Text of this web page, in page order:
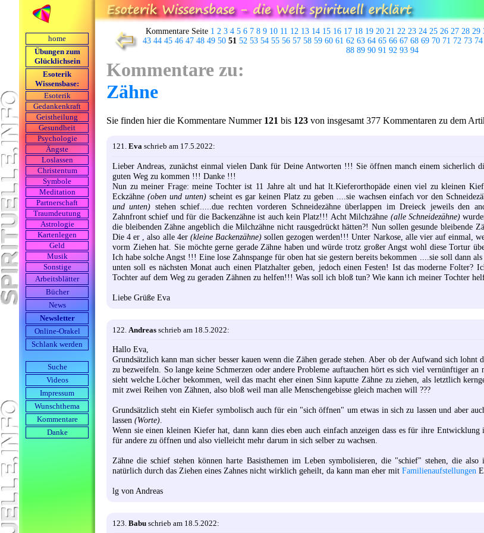
home
Übungen zum
Glücklichsein
Esoterik
Wissensbase:
Esoterik
Gedankenkraft
Geistheilung
Gesundheit
Psychologie
Ängste
Loslassen
Christentum
Symbole
Meditation
Partnerschaft
Traumdeutung
Astrologie
Kartenlegen
Geld
Musik
Sonstige
Arbeits­blätter
Bücher
News
Newsletter
Online-Orakel
Schlank werden
Suche
Videos
Impressum
Wunschthema
Kommentare
Danke
Kommentare Seite 1 2 3 4 5 6 7 8 9 10 11 12 13 14 15 16 17 18 19 20 21 22 23 24 25 26 27 28 29
43 44 45 46 47 48 49 50 51 52 53 54 55 56 57 58 59 60 61 62 63 64 65 66 67 68 69 70 71 72 73 74
88 89 90 91 92 93 94
Kommentare zu:
Zähne
Sie finden hier die Kommentare Nummer 121 bis 123 von insgesamt 377 Kommentaren zu dem
121. Eva schrieb am 17.5.2022:
Lieber Andreas, zunächst einmal vielen Dank für Deine Antworten !!! Sie öffnen manch einem sicherlich
guten Weg zu kommen !!! Danke !!!
Nun zu meiner Frage: meine Tochter ist 11 Jahre alt und hat lt.Kieferorthopäde einen viel zu kleinen
Eckzähne(oben und unten) scheint es gar keinen Platz zu geben ....sie wachsen einfach vor den
und unten) stehen schief.....due rechten vorderen Schneidezähne überlappen im Dreieck jeweils den
Zahnfront schief und für die Backenzähne ist auch kein Platz!!! Acht Milchzähne (alle Schneidezähne)
die bleibenden Zähne angeblich die Milchzähne nicht rausgedrückt hätten?! Nun sollen gesunde bleibende
Die 4 er , also alle 4er (kleine Backenzähne)sollen gezogen werden!!! Unter Narkose, alle vier auf einmal,
vorm Ziehen hat. Sie möchte gerne gerade Zähne haben und würde trotz großer Angst wohl diese Tortur
Ich habe solche Angst !!! Eine lose Zahnspange für oben hat sie gestern bereits bekommen ....sie soll dann
unten soll es nächsten Monat auch einen Platzhalter geben, jedoch einen Festen! Ist das moderne Folter?
Tochter auf dem Weg zu geraden Zähnen zu helfen!!! Was soll ich bloß tun? Wie kann ich meiner Tochter
Liebe Grüße Eva
122. Andreas schrieb am 18.5.2022:
Hallo Eva,
Grundsätzlich kann man sicher besser kauen wenn die Zähen gerade stehen. Aber ob der Aufwand sich lohnt
zu bezweifeln. So lange keine Schmerzen oder andere Probleme auftauchen hört es sich viel vernünftiger
sieht welche Löcher bekommen, weil das macht eher einen Sinn kaputte Zähne zu ziehen, als letztlich
mit zwei Reihen von Zähnen, also bloß weil man alle Menschengebisse gleich machen will ???
Grundsätzlich steht ein Kiefer symbolisch auch für ein "sich öffnen" um etwas in sich zu lassen und aber
lassen (Worte)
Wenn sie einen kleinen Kiefer hat, dann kann dies eben auch einfach anzeigen dass es für ihre
für andere zu öffnen und also vielleicht mehr darum in sich selber zu wachsen.
Zähne die schief stehen können harte Basisthemen im Leben symbolisieren, die "schief" stehen, die
natürlich durch das Ziehen eines Zahnes nicht wirklich geheilt, da kann man eher mit Familienaufstellungen
lg von Andreas
123. Babu schrieb am 18.5.2022: